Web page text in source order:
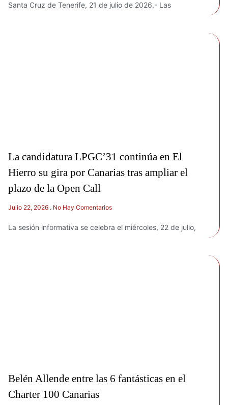
Santa Cruz de Tenerife, 21 de julio de 2026.- Las
La candidatura LPGC’31 continúa en El
Hierro su gira por Canarias tras ampliar el
plazo de la Open Call
Julio 22, 2026 No Hay Comentarios
La sesión informativa se celebra el miércoles, 22 de julio,
Belén Allende entre las 6 fantásticas en el
Charter 100 Canarias